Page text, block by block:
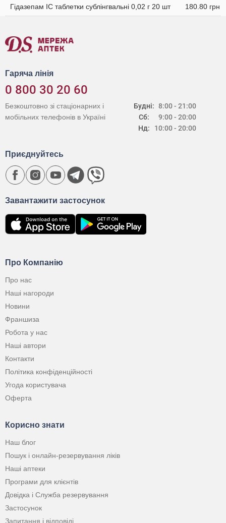
Гідазепам IC таблетки сублінгвальні 0,02 г 20 шт 180.80 грн
Гаряча лінія
0 800 30 20 60
Будні:
Сб:
Нд:
8:00 - 21:00
9:00 - 20:00
10:00 - 20:00
Безкоштовно зі стаціонарних і
мобільних телефонів в Україні
Про Компанію
Про нас
Наші нагороди
Новини
Франшиза
Робота у нас
Наші автори
Контакти
Політика конфіденційності
Угода користувача
Оферта
Корисно знати
Наш блог
Пошук і онлайн-резервування ліків
Наші аптеки
Програми для клієнтів
Довідка і Служба резервування
Застосунок
Запитання і відповіді
Завантажити застосунок
Приєднуйтесь